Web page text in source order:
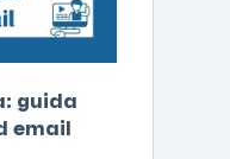
guida
email